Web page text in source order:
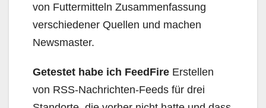
von Futtermitteln Zusammenfassung
verschiedener Quellen und machen
Newsmaster.
Getestet habe ich FeedFire Erstellen
von RSS-Nachrichten-Feeds für drei